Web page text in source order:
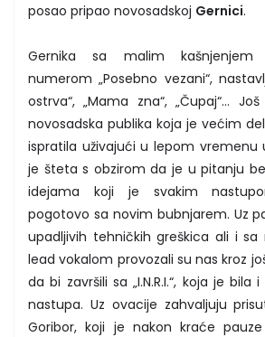
posao pripao novosadskoj Gernici.
Gernika sa malim kašnjenjem
numerom „Posebno vezani“,
ostrva“, „Mama zna“, „Čupaj“...
novosadska publika koja je većim
ispratila uživajući u lepom vremenu
je šteta s obzirom da je u pitanju
idejama koji je svakim
pogotovo sa novim bubnjarem. Uz
upadljivih tehničkih greškica ali i sa
lead vokalom provozali su nas kroz
da bi završili sa „I.N.R.I.“, koja je
nastupa. Uz ovacije zahvaljuju
Goribor, koji je nakon kraće